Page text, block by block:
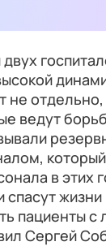
отдельно,
ведут
который
в этих
пациенты с
Сергей